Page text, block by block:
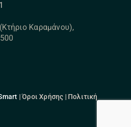
Καραμάνου),
| Όροι Χρήσης | Πολιτική